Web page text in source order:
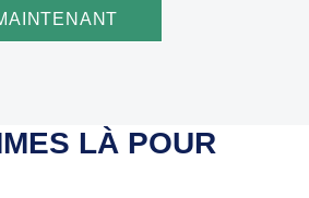
LÀ POUR